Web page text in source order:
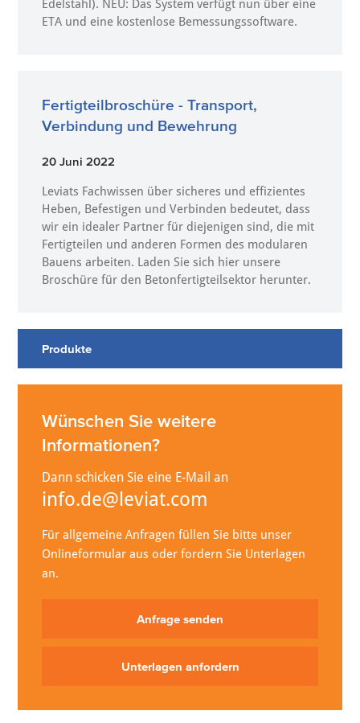
Edelstahl). NEU: Das System verfügt nun über eine
ETA und eine kostenlose Bemessungssoftware.
Fertigteilbroschüre - Transport,
Verbindung und Bewehrung
20 Juni 2022
Leviats Fachwissen über sicheres und effizientes
Heben, Befestigen und Verbinden bedeutet, dass
wir ein idealer Partner für diejenigen sind, die mit
Fertigteilen und anderen Formen des modularen
Bauens arbeiten. Laden Sie sich hier unsere
Broschüre für den Betonfertigteilsektor herunter.
Produkte
Wünschen Sie weitere
Informationen?
Dann schicken Sie eine E-Mail an
info.de@leviat.com
Für allgemeine Anfragen füllen Sie bitte unser
Onlineformular aus oder fordern Sie Unterlagen
an.
Anfrage senden
Unterlagen anfordern